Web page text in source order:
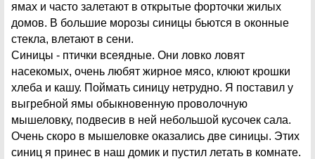
ямах и часто залетают в открытые форточки жилых
домов. В большие морозы синицы бьются в оконные
стекла, влетают в сени.
Синицы - птички всеядные. Они ловко ловят
насекомых, очень любят жирное мясо, клюют крошки
хлеба и кашу. Поймать синицу нетрудно. Я поставил у
выгребной ямы обыкновенную проволочную
мышеловку, подвесив в ней небольшой кусочек сала.
Очень скоро в мышеловке оказались две синицы. Этих
синиц я принес в наш домик и пустил летать в комнате.